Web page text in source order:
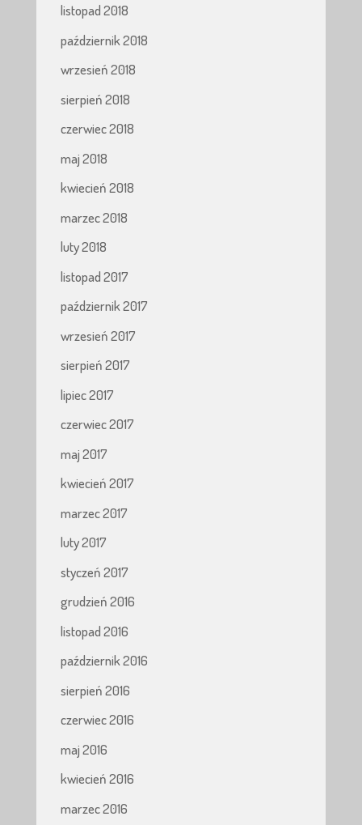
listopad 2018
październik 2018
wrzesień 2018
sierpień 2018
czerwiec 2018
maj 2018
kwiecień 2018
marzec 2018
luty 2018
listopad 2017
październik 2017
wrzesień 2017
sierpień 2017
lipiec 2017
czerwiec 2017
maj 2017
kwiecień 2017
marzec 2017
luty 2017
styczeń 2017
grudzień 2016
listopad 2016
październik 2016
sierpień 2016
czerwiec 2016
maj 2016
kwiecień 2016
marzec 2016